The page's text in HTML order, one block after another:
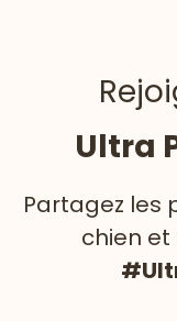
Ultra
Partagez les
chien